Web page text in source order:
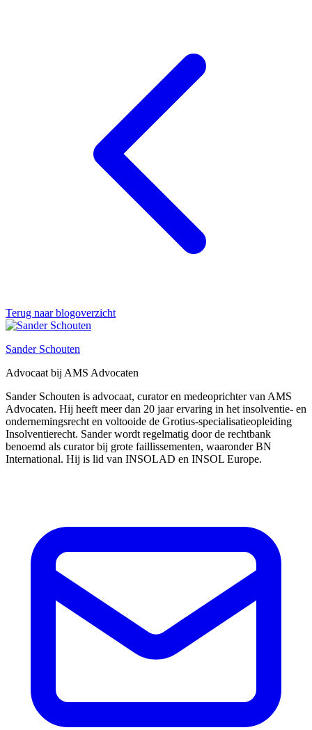
Terug naar blogoverzicht
Sander Schouten
Advocaat bij AMS Advocaten
Sander Schouten is advocaat, curator en medeoprichter van AMS
Advocaten. Hij heeft meer dan 20 jaar ervaring in het insolventie- en
ondernemingsrecht en voltooide de Grotius-specialisatieopleiding
Insolventierecht. Sander wordt regelmatig door de rechtbank
benoemd als curator bij grote faillissementen, waaronder BN
International. Hij is lid van INSOLAD en INSOL Europe.